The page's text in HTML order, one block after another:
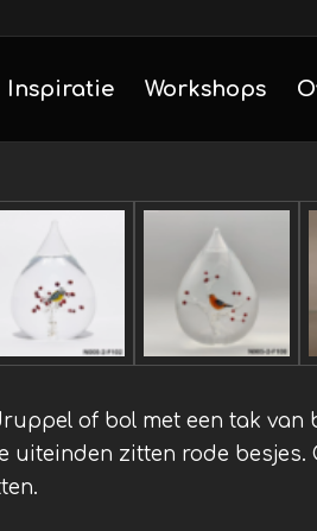
Inspiratie Workshops
of bol met een tak van
uiteinden zitten rode besjes.